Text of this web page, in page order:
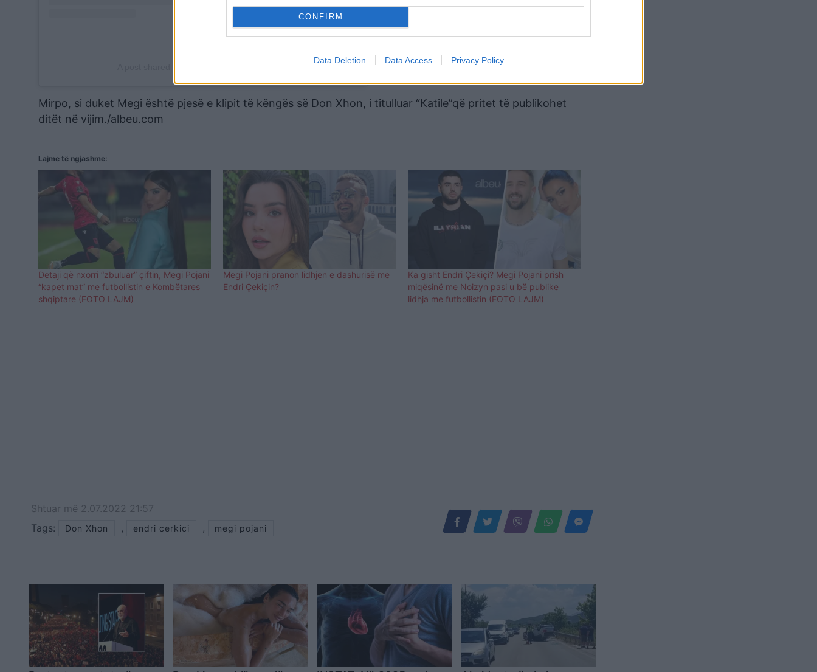
CONFIRM
Data Deletion Data Access Privacy Policy
Mirpo, si duket Megi është pjesë e klipit të këngës së Don Xhon, i titulluar “Katile”që pritet të publikohet
ditët në vijim./albeu.com
Lajme të ngjashme:
Detaji që nxorri “zbuluar” çiftin, Megi Pojani
“kapet mat” me futbollistin e Kombëtares
shqiptare (FOTO LAJM)
Megi Pojani pranon lidhjen e dashurisë me
Endri Çekiçin?
Ka gisht Endri Çekiçi? Megi Pojani prish
miqësinë me Noizyn pasi u bë publike
lidhja me futbollistin (FOTO LAJM)
Shtuar më 2.07.2022 21:57
Tags:
Don Xhon , endri cerkici , megi pojani